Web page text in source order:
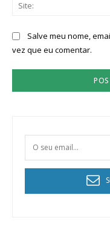
Salve meu nome,
vez que eu comentar.